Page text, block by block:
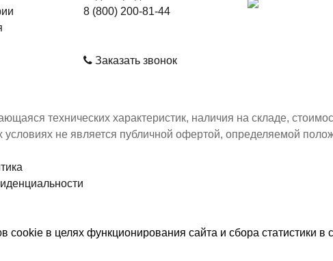
8 (800) 200-81-44
Заказать звонок
технических характеристик, наличия на складе,
не является публичной офертой, определяемой
в целях функционирования сайта и сбора статистики в